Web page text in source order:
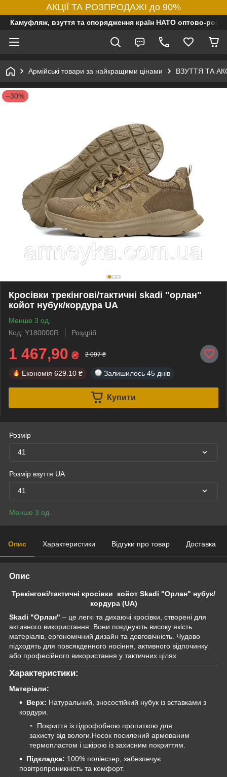
АКЦІЇ ТА РОЗПРОДАЖІ до 90%
Камуфляж, взуття та спорядження країн НАТО оптово-
Армійські товари за найкращими цінами ВЗУТТЯ ТА
–30%
Кросівки трекінгові/тактичні skadi "орлан"
койот нубук/кордура UA
Менше 3 од.
Код: Y180000R
Роздріб
1 467,90 ₴ 2 097 ₴
Економія 629.10 ₴ Залишилось 45 днів
Купити
Розмір
41
Розмір взуття UA
41
Менше 3 од.
Опис Характеристики Відгуки про товар Доставка
Опис
Трекінгові/тактичні кросівки койот Skadi "Орлан" нубук/
кордура (UA)
Skadi "Орлан" – це легкі та дихаючі кросівки, створені для
активного використання. Вони поєднують високу якість
матеріалів, ергономічний дизайн та довговічність. Чудово
підходять для повсякденного носіння, активного відпочинку
або професійного використання у тактичних цілях.
Характеристики:
Матеріали:
Верх: Натуральний, зносостійкий нубук із вставками з
кордури.
Покриття із гідрофобною пропиткою для
захисту від вологи.Носок посилений армованим
термопластом і шкірою із захисним покриттям.
Підкладка: 100% поліестер, забезпечує
повітропроникність та комфорт.